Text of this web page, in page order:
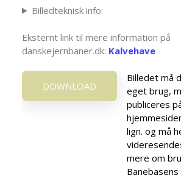
Billedteknisk info:
Eksternt link til mere information på
danskejernbaner.dk: Kalvehave
DOWNLOAD
Billedet må
eget brug,
publiceres
lign. og må
mere om